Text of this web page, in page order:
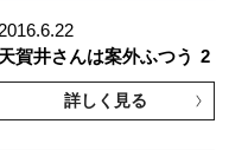
2016.6.22
天賀井さんは案外ふつう 2
詳しく見る